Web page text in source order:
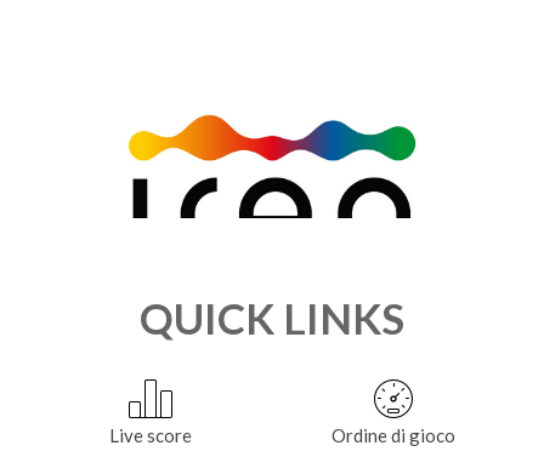
QUICK LINKS
Live score Ordine di gioco